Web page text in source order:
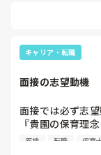
キャリア・転職
面接の志望動機
面接では必ず志
『貴園の保育理
てると思いまし
面接 転職 保育